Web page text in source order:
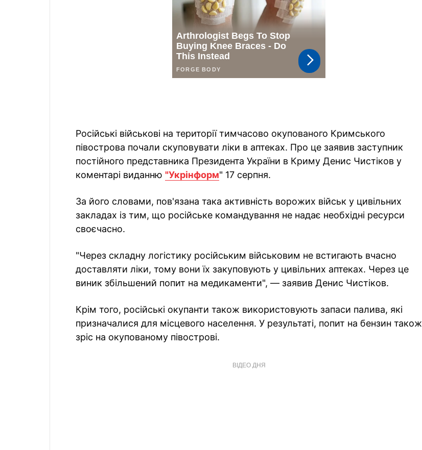
Російські військові на території тимчасово окупованого Кримського
півострова почали скуповувати ліки в аптеках. Про це заявив заступник
постійного представника Президента України в Криму Денис Чистiков у
коментарі виданню "Укрінформ" 17 серпня.
За його словами, пов'язана така активність ворожих військ у цивільних
закладах із тим, що російське командування не надає необхідні ресурси
своєчасно.
"Через складну логістику російським військовим не встигають вчасно
доставляти ліки, тому вони їх закуповують у цивільних аптеках. Через це
виник збільшений попит на медикаменти", — заявив Денис Чистiков.
Крім того, російські окупанти також використовують запаси палива, які
призначалися для місцевого населення. У результаті, попит на бензин також
зріс на окупованому півострові.
ВІДЕО ДНЯ